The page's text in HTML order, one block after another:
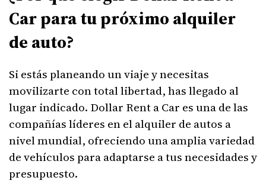
Car para tu próximo alquiler
de auto?
Si estás planeando un viaje y necesitas
movilizarte con total libertad, has llegado al
lugar indicado. Dollar Rent a Car es una de las
compañías líderes en el alquiler de autos a
nivel mundial, ofreciendo una amplia variedad
de vehículos para adaptarse a tus necesidades y
presupuesto.